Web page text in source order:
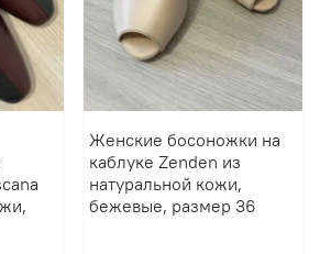
Женские босоножки на
каблуке Zenden из
натуральной кожи,
бежевые, размер 36